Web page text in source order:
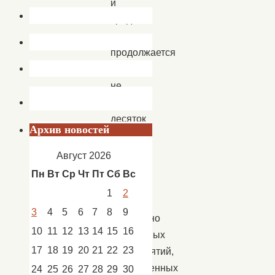
и
продолжается
не
десяток
лет.
это
проведено
интересных
мероприятий,
направленных
Архив новостей
Август 2026
Пн Вт Ср Чт Пт Сб Вс
1
2
3
4 5 6 7 8
9
10 11 12 13 14 15 16
17 18 19 20 21 22 23
24 25 26 27 28 29 30